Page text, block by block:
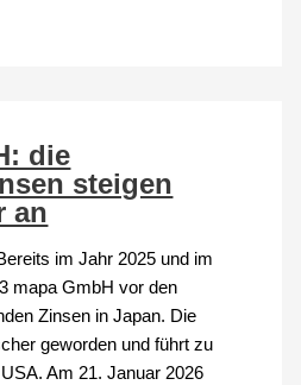
die
steigen
an
im Jahr 2025 und im
mapa GmbH vor den
Zinsen in Japan. Die
geworden und führt zu
Am 21. Januar 2026